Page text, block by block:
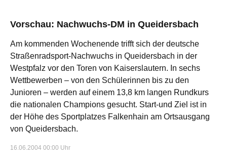
Vorschau: Nachwuchs-DM in Queidersbach
Am kommenden Wochenende trifft sich der deutsche
Straßenradsport-Nachwuchs in Queidersbach in der
Westpfalz vor den Toren von Kaiserslautern. In sechs
Wettbewerben – von den Schülerinnen bis zu den
Junioren – werden auf einem 13,8 km langen Rundkurs
die nationalen Champions gesucht. Start-und Ziel ist in
der Höhe des Sportplatzes Falkenhain am Ortsausgang
von Queidersbach.
16.06.2004 00:00 Uhr